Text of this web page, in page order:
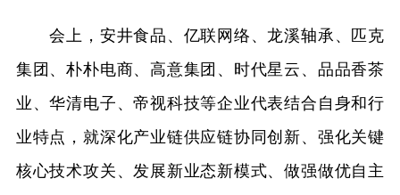
会上，安井食品、亿联网络、龙溪轴承、匹克
集团、朴朴电商、高意集团、时代星云、品品香茶
业、华清电子、帝视科技等企业代表结合自身和行
业特点，就深化产业链供应链协同创新、强化关键
核心技术攻关、发展新业态新模式、做强做优自主